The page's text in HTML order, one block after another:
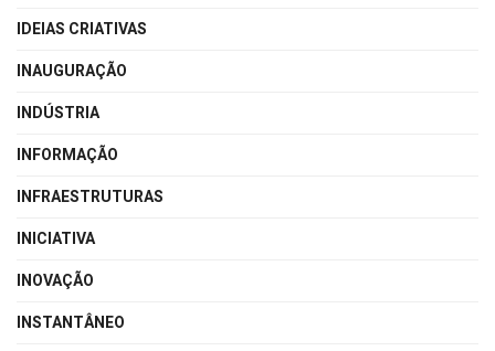
IDEIAS CRIATIVAS
INAUGURAÇÃO
INDÚSTRIA
INFORMAÇÃO
INFRAESTRUTURAS
INICIATIVA
INOVAÇÃO
INSTANTÂNEO